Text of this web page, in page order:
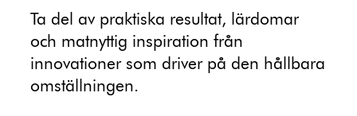
Ta del av praktiska resultat, lärdomar
och matnyttig inspiration från
innovationer som driver på den hållbara
omställningen.